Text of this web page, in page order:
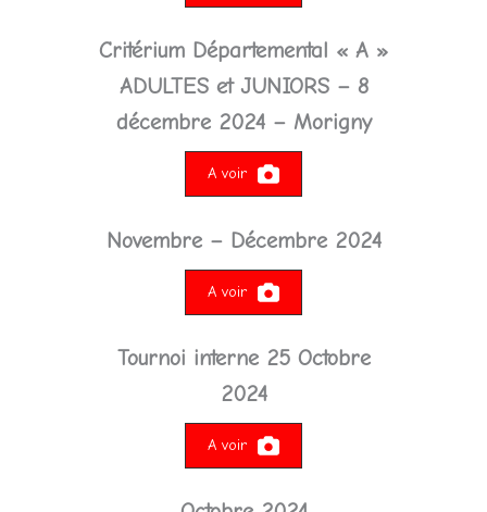
Critérium Départemental « A »
ADULTES et JUNIORS – 8
décembre 2024 – Morigny
A voir
Novembre – Décembre 2024
A voir
Tournoi interne 25 Octobre
2024
A voir